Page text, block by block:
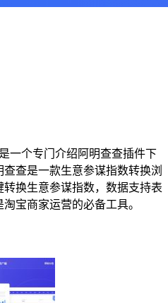
一个专门介绍阿明查查插件下
查是一款生意参谋指数转换浏
换生意参谋指数，数据支持表
宝商家运营的必备工具。